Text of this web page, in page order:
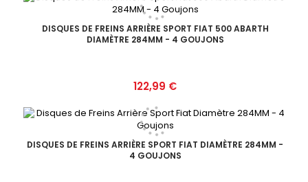
DISQUES DE FREINS ARRIÈRE SPORT FIAT 500 ABARTH
DIAMÈTRE 284MM - 4 GOUJONS
Prix
122,99 €
DISQUES DE FREINS ARRIÈRE SPORT FIAT DIAMÈTRE 284MM -
4 GOUJONS